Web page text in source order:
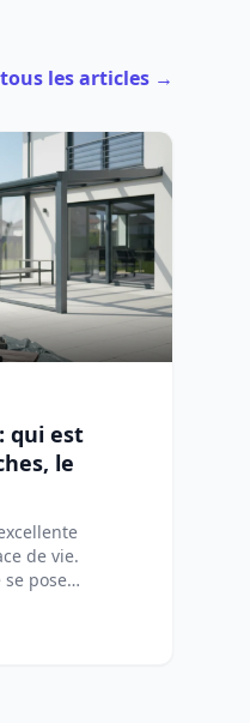
les articles →
qui est
le
de vie.
pose